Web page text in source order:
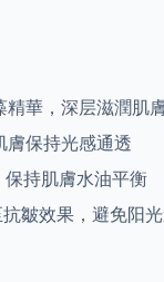
精華，深层滋潤肌
膚保持光感通透
持肌膚水油平衡
皺效果，避免阳